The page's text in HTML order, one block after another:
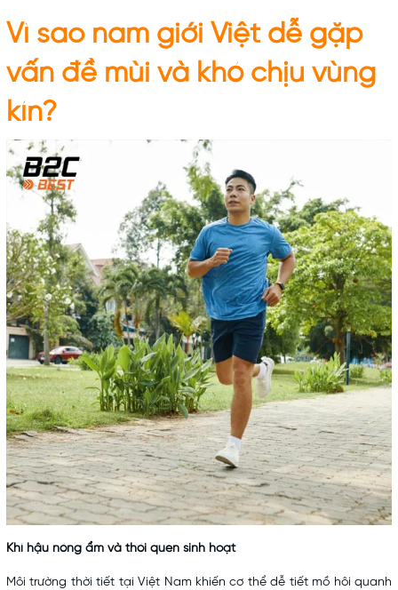
Vì sao nam giới Việt dễ gặp
vấn đề mùi và khó chịu vùng
kín?
Khí hậu nóng ẩm và thói quen sinh hoạt
Môi trường thời tiết tại Việt Nam khiến cơ thể dễ tiết mồ hôi quanh